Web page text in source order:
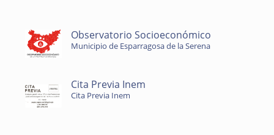
Observatorio Socioeconómico
Municipio de Esparragosa de la Serena
Cita Previa Inem
Cita Previa Inem